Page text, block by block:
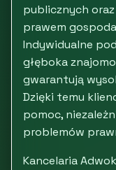
publicznych
prawem
Indywidualne
głęboka
gwarantują
Dzięki temu
pomoc,
problemów
Kancelaria